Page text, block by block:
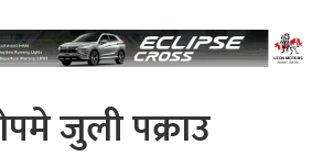
जुली पक्राउ